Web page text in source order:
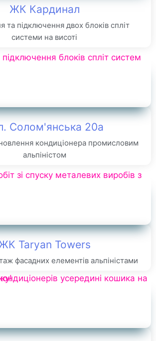
ЖК Кардинал
та підключення двох блоків спліт
системи на висоті
Солом'янська 20а
кондиціонера промисловим
альпіністом
Taryan Towers
фасадних елементів альпіністами